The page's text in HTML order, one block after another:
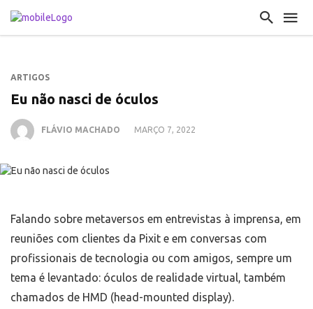
ARTIGOS
Eu não nasci de óculos
FLÁVIO MACHADO MARÇO 7, 2022
Falando sobre metaversos em entrevistas à imprensa, em
reuniões com clientes da Pixit e em conversas com
profissionais de tecnologia ou com amigos, sempre um
tema é levantado: óculos de realidade virtual, também
chamados de HMD (head-mounted display).